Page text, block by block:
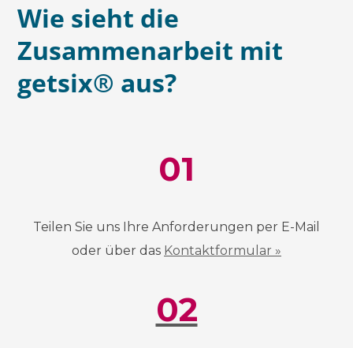
Wie sieht die
Zusammenarbeit mit
getsix® aus?
01
Teilen Sie uns Ihre Anforderungen per E-Mail
oder über das Kontaktformular »
02